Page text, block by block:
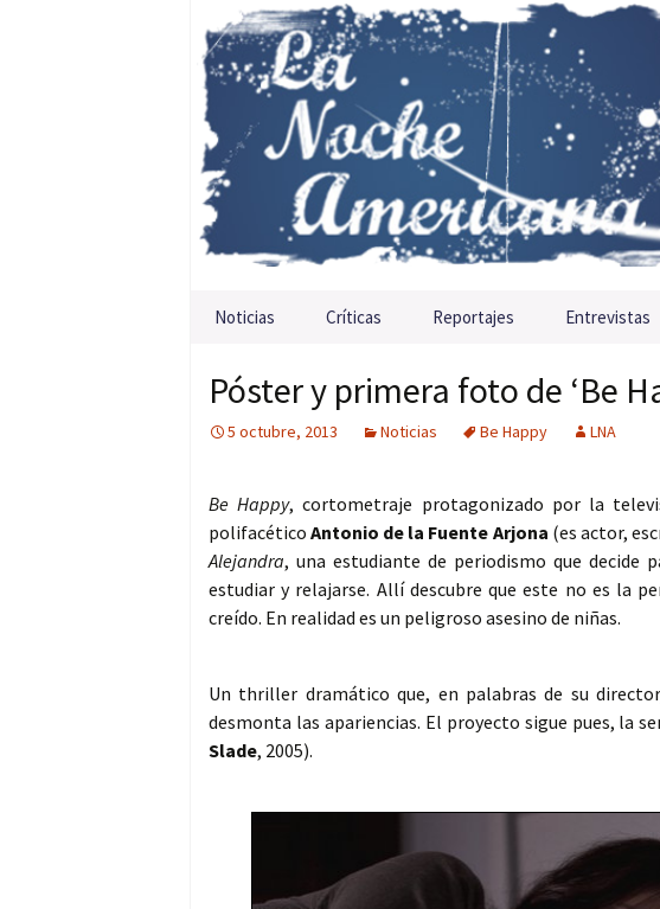
Saltar al contenido
Noticias Críticas Reportajes Entrevistas
Póster y primera foto de ‘Be
5 octubre, 2013 Noticias Be Happy LNA
Be Happy, cortometraje protagonizado por la
polifacéticoAntonio de la Fuente Arjona (es actor,
Alejandra, una estudiante de periodismo que decide
estudiar y relajarse. Allí descubre que este no es la
creído. En realidad es un peligroso asesino de niñas.
Un thriller dramático que, en palabras de su
desmonta las apariencias. El proyecto sigue pues, la
Slade, 2005).